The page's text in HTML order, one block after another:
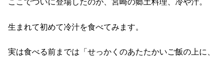
ここでついに登場したのが、宮崎の郷土料理、冷や汁。
生まれて初めて冷汁を食べてみます。
実は食べる前までは「せっかくのあたたかいご飯の上に、